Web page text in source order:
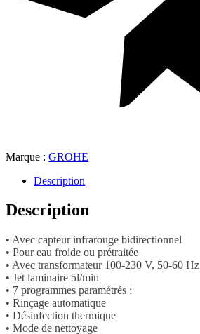
Marque : GROHE
Description
Description
• Avec capteur infrarouge bidirectionnel
• Pour eau froide ou prétraitée
• Avec transformateur 100-230 V, 50-60 Hz
• Jet laminaire 5l/min
• 7 programmes paramétrés :
• Rinçage automatique
• Désinfection thermique
• Mode de nettoyage